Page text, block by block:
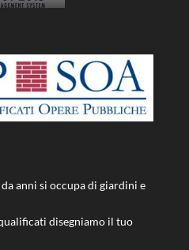
anni si occupa di giardini e
disegniamo il tuo